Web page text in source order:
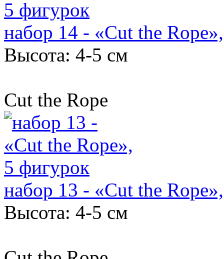
набор 14 - «Cut the
Высота: 4-5 см
Cut the Rope
набор 13 - «Cut the
Высота: 4-5 см